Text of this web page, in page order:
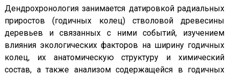
Дендрохронология занимается датировкой радиальных
приростов (годичных колец) стволовой древесины
деревьев и связанных с ними событий, изучением
влияния экологических факторов на ширину годичных
колец, их анатомическую структуру и химический
состав, а также анализом содержащейся в годичных